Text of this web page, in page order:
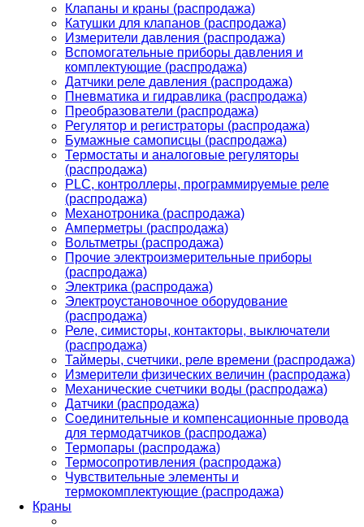
Клапаны и краны (распродажа)
Катушки для клапанов (распродажа)
Измерители давления (распродажа)
Вспомогательные приборы давления и
комплектующие (распродажа)
Датчики реле давления (распродажа)
Пневматика и гидравлика (распродажа)
Преобразователи (распродажа)
Регулятор и регистраторы (распродажа)
Бумажные самописцы (распродажа)
Термостаты и аналоговые регуляторы
(распродажа)
PLС, контроллеры, программируемые реле
(распродажа)
Механотроника (распродажа)
Амперметры (распродажа)
Вольтметры (распродажа)
Прочие электроизмерительные приборы
(распродажа)
Электрика (распродажа)
Электроустановочное оборудование
(распродажа)
Реле, симисторы, контакторы, выключатели
(распродажа)
Таймеры, счетчики, реле времени (распродажа)
Измерители физических величин (распродажа)
Механические счетчики воды (распродажа)
Датчики (распродажа)
Соединительные и компенсационные провода
для термодатчиков (распродажа)
Термопары (распродажа)
Термосопротивления (распродажа)
Чувствительные элементы и
термокомплектующие (распродажа)
Краны